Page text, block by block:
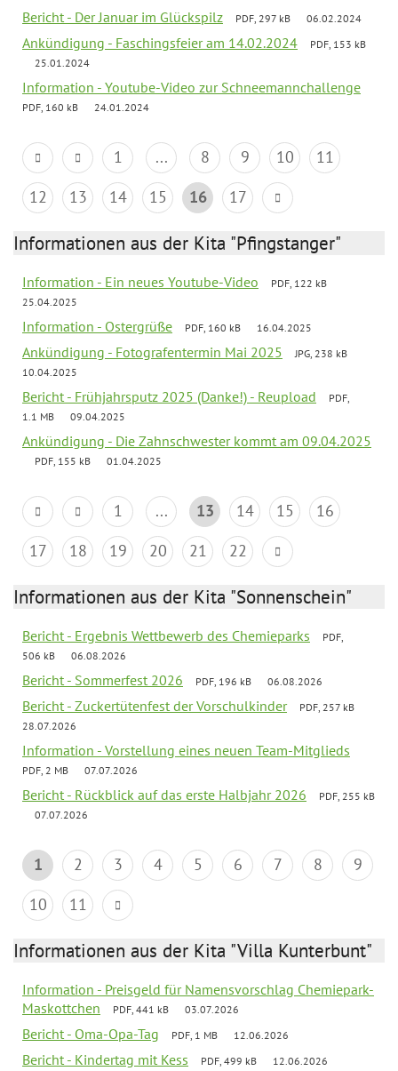
Bericht - Der Januar im Glückspilz PDF, 297 kB 06.02.2024
Ankündigung - Faschingsfeier am 14.02.2024
PDF, 153 kB
25.01.2024
Information - Youtube-Video zur Schneemannchallenge
PDF, 160 kB 24.01.2024
1 ... 8 9 10
11
12
13 14 15 16 17
Informationen aus der Kita "Pfingstanger"
Information - Ein neues Youtube-Video
PDF, 122 kB
25.04.2025
Information - Ostergrüße PDF, 160 kB 16.04.2025
Ankündigung - Fotografentermin Mai 2025
JPG, 238 kB
10.04.2025
Bericht - Frühjahrsputz 2025 (Danke!) - Reupload
PDF,
1.1 MB
09.04.2025
Ankündigung - Die Zahnschwester kommt am 09.04.2025
PDF, 155 kB 01.04.2025
1 ... 13 14 15
16
17
18 19 20 21 22
Informationen aus der Kita "Sonnenschein"
Bericht - Ergebnis Wettbewerb des Chemieparks
PDF,
506 kB
06.08.2026
Bericht - Sommerfest 2026 PDF, 196 kB 06.08.2026
Bericht - Zuckertütenfest der Vorschulkinder
PDF, 257 kB
28.07.2026
Information - Vorstellung eines neuen Team-Mitglieds
PDF, 2 MB 07.07.2026
Bericht - Rückblick auf das erste Halbjahr 2026
PDF, 255 kB
07.07.2026
1 2 3 4 5 6 7 8
9
10
11
Informationen aus der Kita "Villa Kunterbunt"
Information - Preisgeld für Namensvorschlag Chemiepark-
Maskottchen
PDF, 441 kB 03.07.2026
Bericht - Oma-Opa-Tag PDF, 1 MB 12.06.2026
Bericht - Kindertag mit Kess PDF, 499 kB 12.06.2026